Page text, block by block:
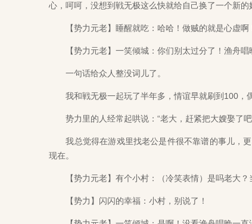
心，呵呵，没想到戦无极这么快就给自己换了一个新的
【势力元老】睡醒就吃：哈哈！做贼的就是心虚啊
【势力元老】一笑倾城：你们别太过分了！渔舟唱
一句话给众人整没词儿了。
我和戦无极一起玩了半年多，情谊早就刷到100，
势力里的人经常起哄说：“老大，赶紧把大嫂娶了吧
我总觉得在游戏里找老公是件很不靠谱的事儿，更
现在。
【势力元老】有个小村：（冷笑表情）是吗老大？
【势力】闪闪的幸福：小村，别说了！